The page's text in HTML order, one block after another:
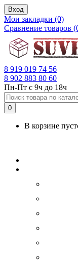
Вход
Мои закладки (0)
Сравнение товаров
8 919 019 74 56
8 902 883 80 60
Пн-Пт с 9ч до 18ч
0
В корзине